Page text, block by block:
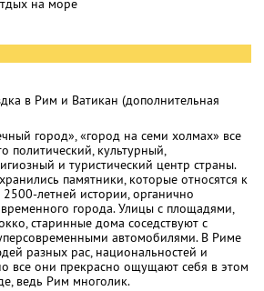
на море
в Рим и Ватикан (дополнительная
город», «город на семи холмах» все
политический, культурный,
и туристический центр страны.
памятники, которые относятся к
летней истории, органично
города. Улицы с площадями,
старинные дома соседствуют с
автомобилями. В Риме
разных рас, национальностей и
все они прекрасно ощущают себя в этом
ведь Рим многолик.